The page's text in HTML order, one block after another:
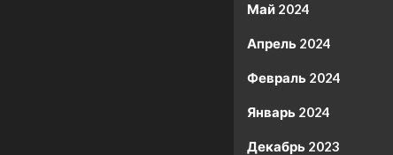
Май 2024
Апрель 2024
Февраль 2024
Январь 2024
Декабрь 2023